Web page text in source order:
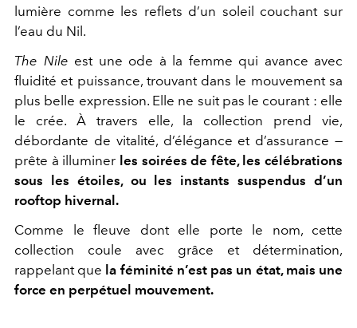
lumière comme les reflets d’un soleil couchant sur
l’eau du Nil.
The Nile est une ode à la femme qui avance avec
fluidité et puissance, trouvant dans le mouvement sa
plus belle expression. Elle ne suit pas le courant : elle
le crée. À travers elle, la collection prend vie,
débordante de vitalité, d’élégance et d’assurance —
prête à illuminer les soirées de fête, les célébrations
sous les étoiles, ou les instants suspendus d’un
rooftop hivernal.
Comme le fleuve dont elle porte le nom, cette
collection coule avec grâce et détermination,
rappelant que la féminité n’est pas un état, mais une
force en perpétuel mouvement.